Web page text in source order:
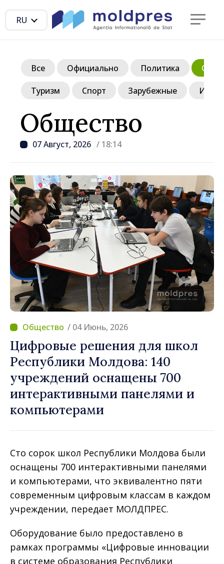
RU
Общество
07 Август, 2026 / 18:14
Все Официально Политика
Туризм Спорт Зарубежные
/ 04 Июнь, 2026
Цифровые решения для школ
Республики Молдова: 140
учреждений оснащены 700
интерактивными панелями и
компьютерами
Сто сорок школ Республики Молдова были
оснащены 700 интерактивными панелями
и компьютерами, что эквивалентно пяти
современным цифровым классам в каждом
учреждении, передает МОЛДПРЕС.
Оборудование было предоставлено в
рамках программы «Цифровые инновации
в системе образования Республики